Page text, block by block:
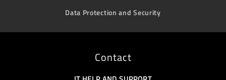
Data Protection and Security
Contact